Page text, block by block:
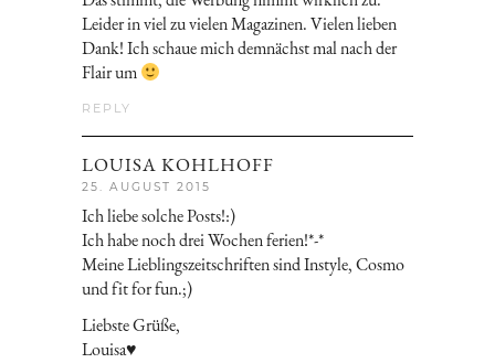
Leider in viel zu vielen Magazinen. Vielen lieben
Dank! Ich schaue mich demnächst mal nach der
Flair um
REPLY
LOUISA KOHLHOFF
25. AUGUST 2015
Ich liebe solche Posts!:)
Ich habe noch drei Wochen ferien!*-*
Meine Lieblingszeitschriften sind Instyle, Cosmo
und fit for fun.;)
Liebste Grüße,
Louisa♥